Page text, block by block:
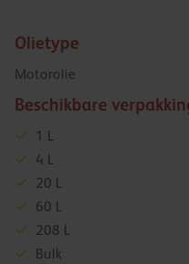
Olietype
Motorolie
Beschikbare
1 L
4 L
20 L
60 L
208 L
Bulk